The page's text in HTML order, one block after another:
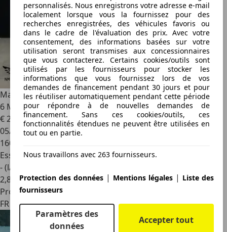
Maserati Levante3.0 ESSENCE 430 CV S Q4 BVA - GARANTIE
6 MOIS OFFERTE
€ 29 990
05/2018
160 000 km
Essence
- (l/100 km)
2,8
Professionnel
FR 34130
personnalisés. Nous enregistrons votre adresse e-mail
localement lorsque vous la fournissez pour des
recherches enregistrées, des véhicules favoris ou
dans le cadre de l'évaluation des prix. Avec votre
consentement, des informations basées sur votre
utilisation seront transmises aux concessionnaires
que vous contacterez. Certains cookies/outils sont
utilisés par les fournisseurs pour stocker les
informations que vous fournissez lors de vos
demandes de financement pendant 30 jours et pour
les réutiliser automatiquement pendant cette période
pour répondre à de nouvelles demandes de
financement. Sans ces cookies/outils, ces
fonctionnalités étendues ne peuvent être utilisées en
tout ou en partie.
Nous travaillons avec 263 fournisseurs.
Protection des données | Mentions légales | Liste des
fournisseurs
Paramètres des
données
Accepter tout